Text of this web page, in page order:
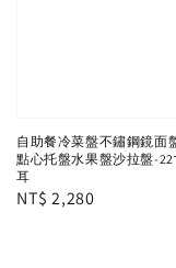
自助餐冷菜盤不鏽鋼鏡面
點心托盤水果盤沙拉盤-
耳
Regular
NT$ 2,280